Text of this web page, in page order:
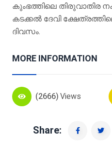
കുംഭത്തിലെ തിരുവാതിര
കടക്കൽ ദേവി
ദിവസം.
MORE INFORMATION
(2666)Views
Share: